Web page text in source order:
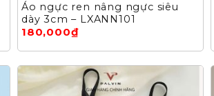
Áo ngực ren nâng ngực siêu
dày 3cm – LXANN101
180,000₫